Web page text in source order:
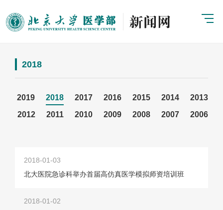
2018
2019 2018 2017 2016 2015 2014
2013
2012
2011 2010 2009 2008 2007 2006
2018-01-03
北大医院急诊科举办首届高仿真医学模拟师资培训班
2018-01-02